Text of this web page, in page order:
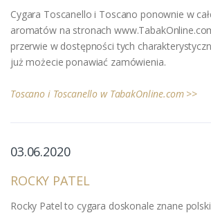
Cygara Toscanello i Toscano ponownie w
aromatów na stronach
przerwie w dostępności tych
już możecie ponawiać zamówienia.
Toscano i Toscanello w TabakOnline.com >>
03.06.2020
ROCKY PATEL
Rocky Patel to cygara doskonale znane